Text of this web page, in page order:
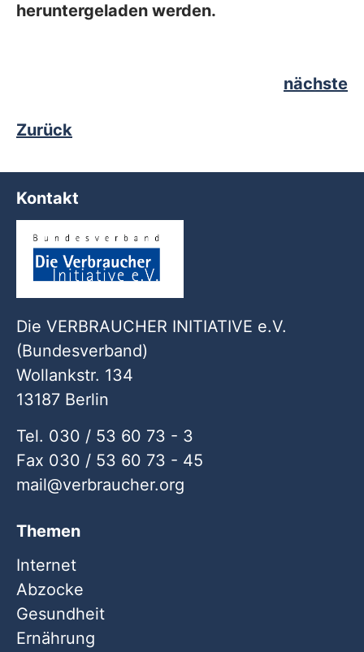
heruntergeladen werden.
nächste
Zurück
Kontakt
Die VERBRAUCHER INITIATIVE e.V.
(Bundesverband)
Wollankstr. 134
13187 Berlin
Tel. 030 / 53 60 73 - 3
Fax 030 / 53 60 73 - 45
mail
verbraucher org
Themen
Internet
Abzocke
Gesundheit
Ernährung